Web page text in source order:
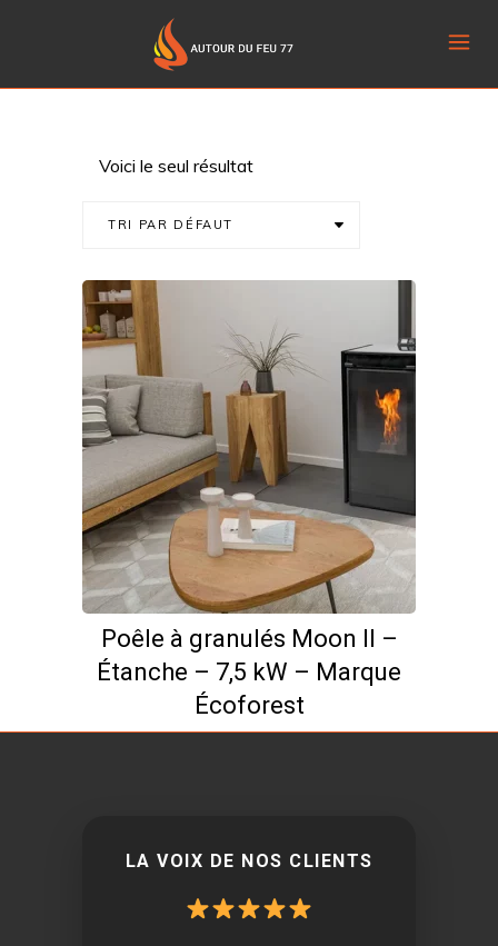
Voici le seul résultat
TRI PAR DÉFAUT
Poêle à granulés Moon II –
Étanche – 7,5 kW – Marque
Écoforest
LA VOIX DE NOS CLIENTS